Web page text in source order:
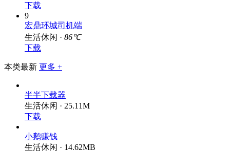
下载
9
宏鼎环城司机端
生活休闲 · 86℃
下载
本类最新 更多 +
半半下载器
生活休闲 · 25.11M
下载
小鹅赚钱
生活休闲 · 14.62MB